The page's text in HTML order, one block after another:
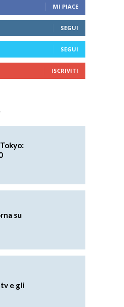
MI PIACE
SEGUI
SEGUI
ISCRIVITI
su
e gli